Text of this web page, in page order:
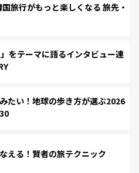
旅行がもっと楽しくなる 旅先・
をテーマに語るインタビュー連
たい！地球の歩き方が選ぶ2026
える！賢者の旅テクニック